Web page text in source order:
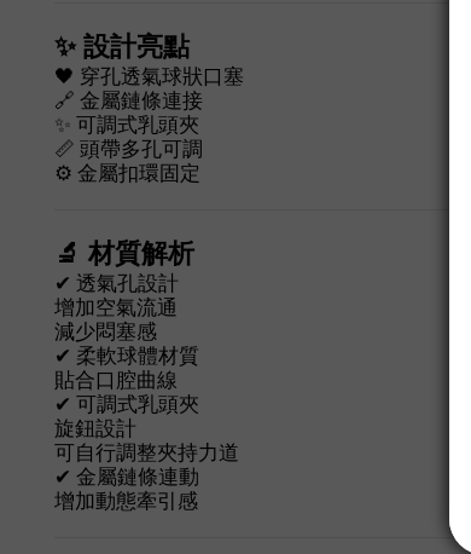
✨ 設計亮點
🖤 穿孔透氣球狀口塞
🔗 金屬鏈條連接
✨ 可調式乳頭夾
📏 頭帶多孔可調
⚙ 金屬扣環固定
🔬 材質解析
✔ 透氣孔設計
增加空氣流通
減少悶塞感
✔ 柔軟球體材質
貼合口腔曲線
✔ 可調式乳頭夾
旋鈕設計
可自行調整夾持力道
✔ 金屬鏈條連動
增加動態牽引感